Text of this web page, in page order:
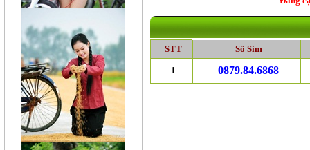
STT Số Sim
1 0879.84.6868